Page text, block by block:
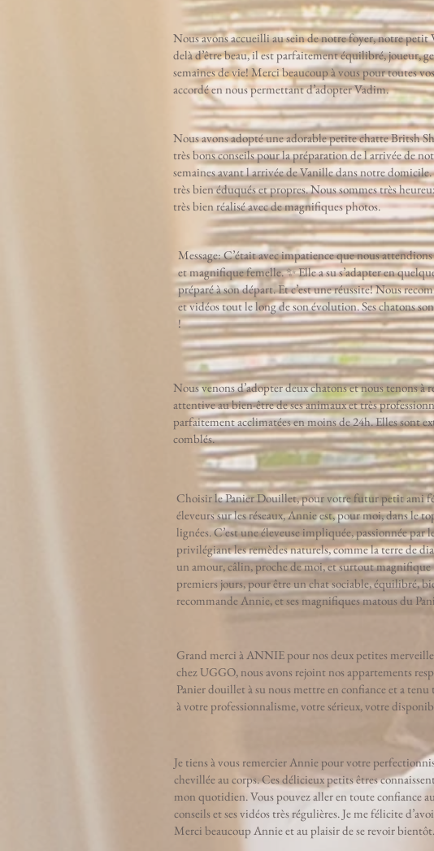
Nous avons accueilli au sein de notre foyer, notre
delà d’être beau, il est parfaitement équilibré, joueur,
semaines de vie! Merci beaucoup à vous pour toutes
accordé en nous permettant d’adopter Vadim.
Nous avons adopté une adorable petite chatte Britsh
très bons conseils pour la préparation de l arrivée de
semaines avant l arrivée de Vanille dans notre
très bien éduqués et propres. Nous sommes très
très bien réalisé avec de magnifiques photos.
Message: C’était avec impatience que nous
et magnifique femelle. ✨ Elle a su s’adapter en
préparé à son départ. Et c’est une réussite! Nous
et vidéos tout le long de son évolution. Ses chatons
!
Nous venons d’adopter deux chatons et nous tenons
attentive au bien-être de ses animaux et très
parfaitement acclimatées en moins de 24h. Elles sont
comblés.
Choisir le Panier Douillet, pour votre futur petit ami
éleveurs sur les réseaux, Annie est, pour moi, dans le
lignées. C’est une éleveuse impliquée, passionnée
privilégiant les remèdes naturels, comme la terre de
un amour, câlin, proche de moi, et surtout magnifique
premiers jours, pour être un chat sociable, équilibré,
recommande Annie, et ses magnifiques matous du
Grand merci à ANNIE pour nos deux petites
chez UGGO, nous avons rejoint nos appartements
Panier douillet à su nous mettre en confiance et a
à votre professionnalisme, votre sérieux, votre
Je tiens à vous remercier Annie pour votre
chevillée au corps. Ces délicieux petits êtres
mon quotidien. Vous pouvez aller en toute confiance
conseils et ses vidéos très régulières. Je me félicite
Merci beaucoup Annie et au plaisir de se revoir bientôt.